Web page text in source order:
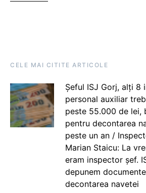
CELE MAI CITITE ARTICOLE
Șeful ISJ Gorj, alți 8
personal auxiliar
peste 55.000 de lei,
pentru decontarea
peste un an /
Marian Staicu: La
eram inspector șef.
depunem
decontarea navetei